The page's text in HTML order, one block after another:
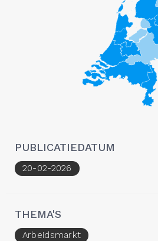
PUBLICATIEDATUM
20-02-2026
THEMA'S
Arbeidsmarkt